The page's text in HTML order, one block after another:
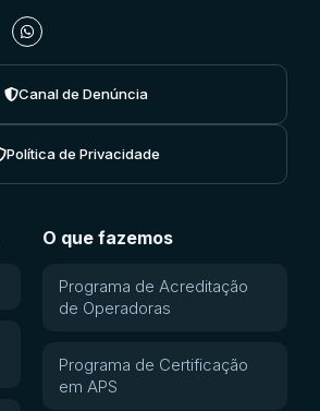
Canal de Denúncia
Política de Privacidade
O que fazemos
Programa de Acreditação
de Operadoras
Programa de Certificação
em APS